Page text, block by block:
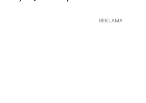
REKLAMA